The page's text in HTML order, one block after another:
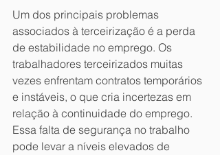
Um dos principais problemas
associados à terceirização é a perda
de estabilidade no emprego. Os
trabalhadores terceirizados muitas
vezes enfrentam contratos temporários
e instáveis, o que cria incertezas em
relação à continuidade do emprego.
Essa falta de segurança no trabalho
pode levar a níveis elevados de